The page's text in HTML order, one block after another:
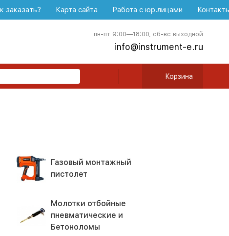
заказать? Карта сайта Работа с юр.лицами
пн-пт 9:00—18:00, сб-вс выходной
info@instrument-e.ru
Корзина
Газовый монтажный
пистолет
Молотки отбойные
пневматические и
Бетоноломы